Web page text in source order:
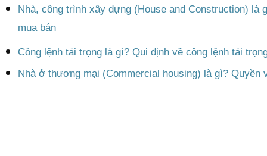
Nhà, công trình xây dựng (House and Construction) là
mua bán
Công lệnh tải trọng là gì? Qui định về công lệnh tải
Nhà ở thương mại (Commercial housing) là gì? Quyền